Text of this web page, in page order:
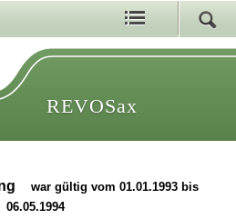
REVOSax
war gültig vom 01.01.1993 bis
06.05.1994